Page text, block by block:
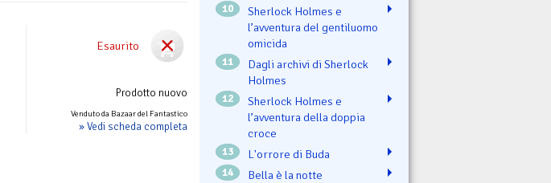
Esaurito
Prodotto nuovo
Venduto da Bazaar del Fantastico
» Vedi scheda completa
10
Sherlock Holmes e
l’avventura del gentiluomo
omicida
11
Dagli archivi di Sherlock
Holmes
12
Sherlock Holmes e
l’avventura della doppia
croce
13 L'orrore di Buda
14 Bella è la notte